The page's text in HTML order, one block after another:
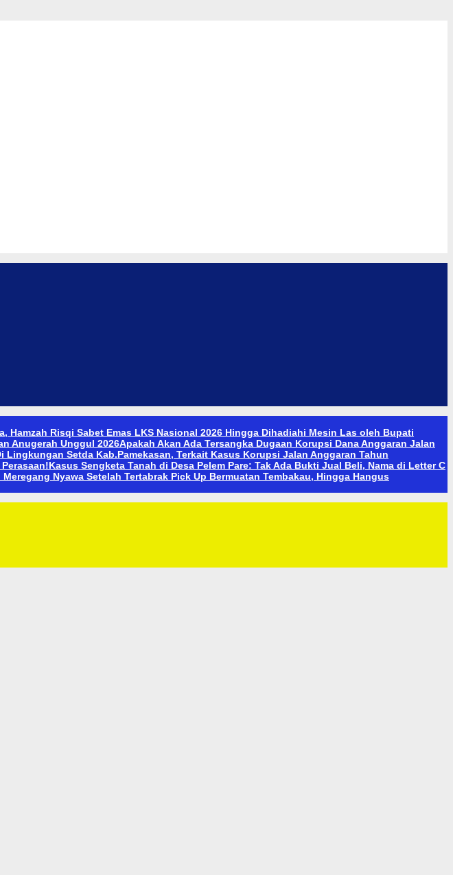
Hamzah Risqi Sabet Emas LKS Nasional 2026 Hingga Dihadiahi Mesin Las oleh Bupati
Anugerah Unggul 2026Apakah Akan Ada Tersangka Dugaan Korupsi Dana Anggaran Jalan
Lingkungan Setda Kab.Pamekasan, Terkait Kasus Korupsi Jalan Anggaran Tahun
Kasus Sengketa Tanah di Desa Pelem Pare: Tak Ada Bukti Jual Beli, Nama di Letter C
Nyawa Setelah Tertabrak Pick Up Bermuatan Tembakau, Hingga Hangus